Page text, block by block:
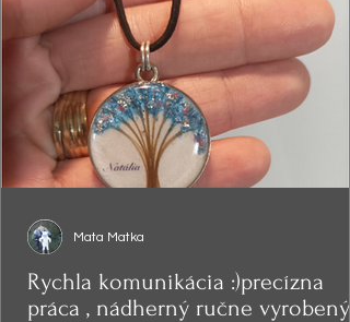
Rychla komunikácia :)precízna
práca , nádherný ručne vyrobený
Mata Matka